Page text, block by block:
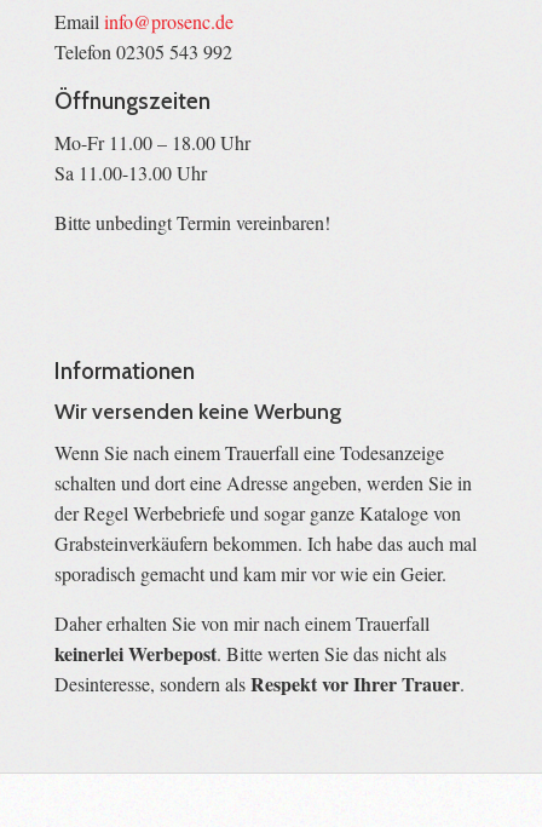
Email info@prosenc.de
Telefon 02305 543 992
Öffnungszeiten
Mo-Fr 11.00 – 18.00 Uhr
Sa 11.00-13.00 Uhr
Bitte unbedingt Termin vereinbaren!
Informationen
Wir versenden keine Werbung
Wenn Sie nach einem Trauerfall eine Todesanzeige
schalten und dort eine Adresse angeben, werden Sie in
der Regel Werbebriefe und sogar ganze Kataloge von
Grabsteinverkäufern bekommen. Ich habe das auch mal
sporadisch gemacht und kam mir vor wie ein Geier.
Daher erhalten Sie von mir nach einem Trauerfall
keinerlei Werbepost. Bitte werten Sie das nicht als
Desinteresse, sondern alsRespekt vor Ihrer Trauer.